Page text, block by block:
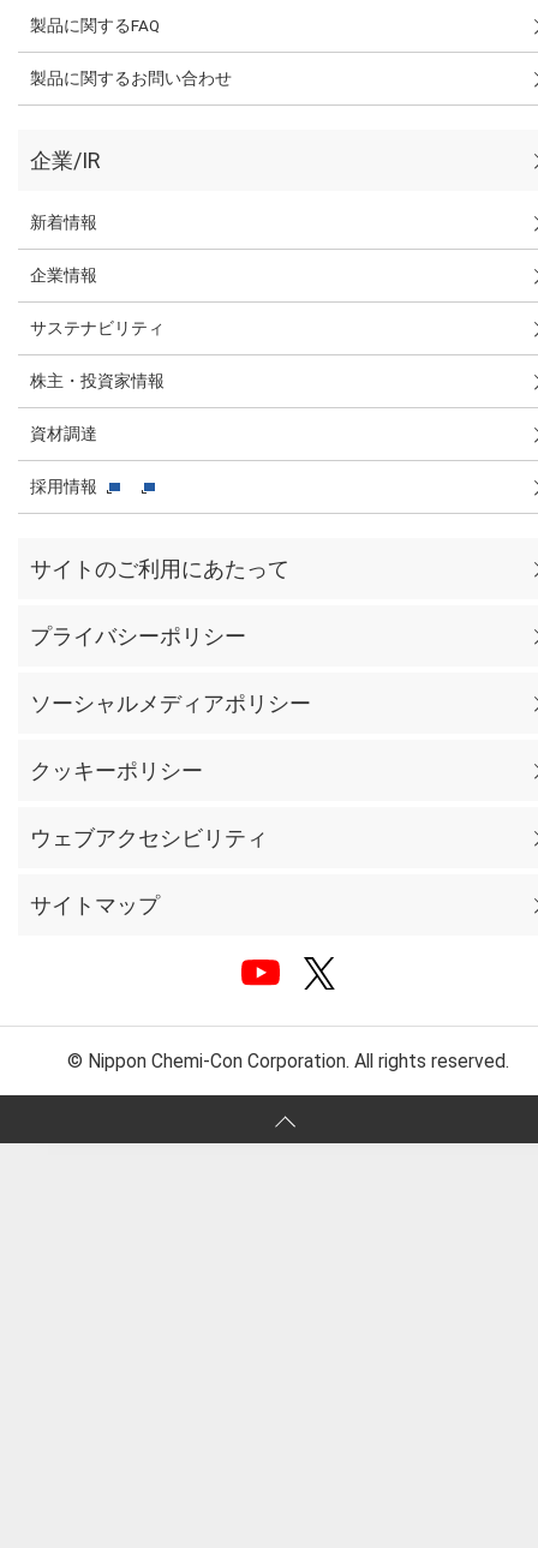
製品に関するFAQ
製品に関するお問い合わせ
企業/IR
新着情報
企業情報
サステナビリティ
株主・投資家情報
資材調達
採用情報
サイトのご利用にあたって
プライバシーポリシー
ソーシャルメディアポリシー
クッキーポリシー
ウェブアクセシビリティ
サイトマップ
© Nippon Chemi-Con Corporation. All rights reserved.